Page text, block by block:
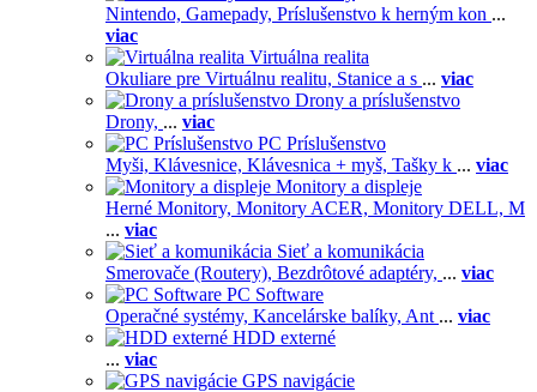
Nintendo, Gamepady, Príslušenstvo k herným kon ...
viac
Virtuálna realita
Okuliare pre Virtuálnu realitu, Stanice a s ... viac
Drony a príslušenstvo
Drony, ... viac
PC Príslušenstvo
Myši, Klávesnice, Klávesnica + myš, Tašky k ... viac
Monitory a displeje
Herné Monitory, Monitory ACER, Monitory DELL, M
... viac
Sieť a komunikácia
Smerovače (Routery), Bezdrôtové adaptéry, ... viac
PC Software
Operačné systémy, Kancelárske balíky, Ant ... viac
HDD externé
... viac
GPS navigácie